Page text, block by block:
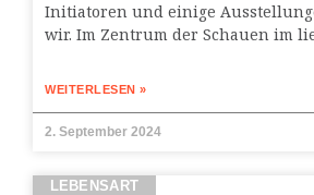
Initiatoren und einige
wir. Im Zentrum der Schauen im
WEITERLESEN »
2. September 2024
LEBENSART